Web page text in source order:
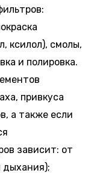
ксилол), смолы,
и полировка.
привкуса
а также если
зависит: от
дыхания);